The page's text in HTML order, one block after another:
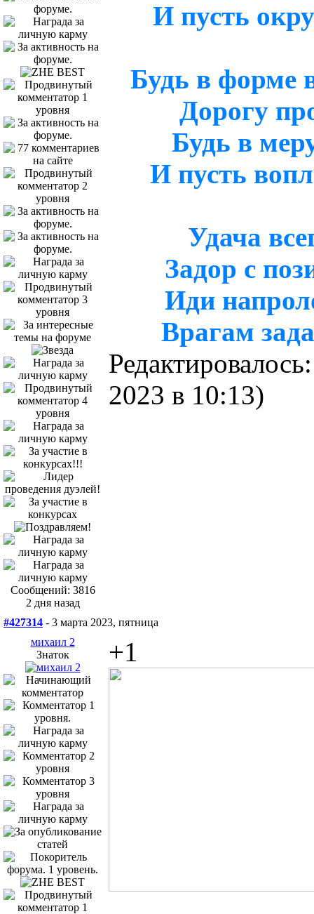
Сообщений: 3816
2 дня назад
И пусть
Будь в форме
Дорогу
Будь в
И пусть
Удача
Задор с
Иди
Врагам
2023 в 10:13)
#427314 - 3 марта 2023, пятница
михаил 2
Знаток
+1